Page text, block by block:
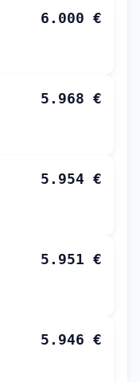
6.000 €
5.968 €
5.954 €
5.951 €
5.946 €